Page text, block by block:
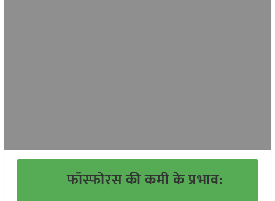
फॉस्फोरस की कमी के प्रभाव: